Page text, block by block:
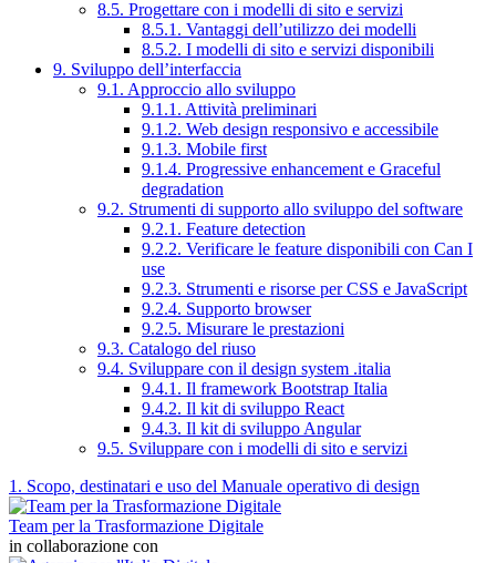
8.5. Progettare con i modelli di sito e servizi
8.5.1. Vantaggi dell’utilizzo dei modelli
8.5.2. I modelli di sito e servizi disponibili
9. Sviluppo dell’interfaccia
9.1. Approccio allo sviluppo
9.1.1. Attività preliminari
9.1.2. Web design responsivo e accessibile
9.1.3. Mobile first
9.1.4. Progressive enhancement e Graceful
degradation
9.2. Strumenti di supporto allo sviluppo del software
9.2.1. Feature detection
9.2.2. Verificare le feature disponibili con Can I
use
9.2.3. Strumenti e risorse per CSS e JavaScript
9.2.4. Supporto browser
9.2.5. Misurare le prestazioni
9.3. Catalogo del riuso
9.4. Sviluppare con il design system .italia
9.4.1. Il framework Bootstrap Italia
9.4.2. Il kit di sviluppo React
9.4.3. Il kit di sviluppo Angular
9.5. Sviluppare con i modelli di sito e servizi
1. Scopo, destinatari e uso del Manuale operativo di design
Team per la Trasformazione Digitale
in collaborazione con